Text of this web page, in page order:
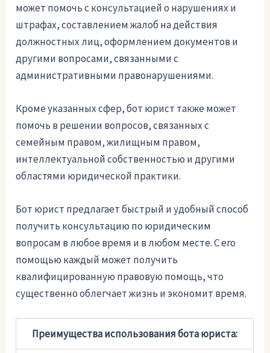
может помочь с консультацией о нарушениях и
штрафах, составлением жалоб на действия
должностных лиц, оформлением документов и
другими вопросами, связанными с
административными правонарушениями.
Кроме указанных сфер, бот юрист также может
помочь в решении вопросов, связанных с
семейным правом, жилищным правом,
интеллектуальной собственностью и другими
областями юридической практики.
Бот юрист предлагает быстрый и удобный способ
получить консультацию по юридическим
вопросам в любое время и в любом месте. С его
помощью каждый может получить
квалифицированную правовую помощь, что
существенно облегчает жизнь и экономит время.
Преимущества использования бота юриста: